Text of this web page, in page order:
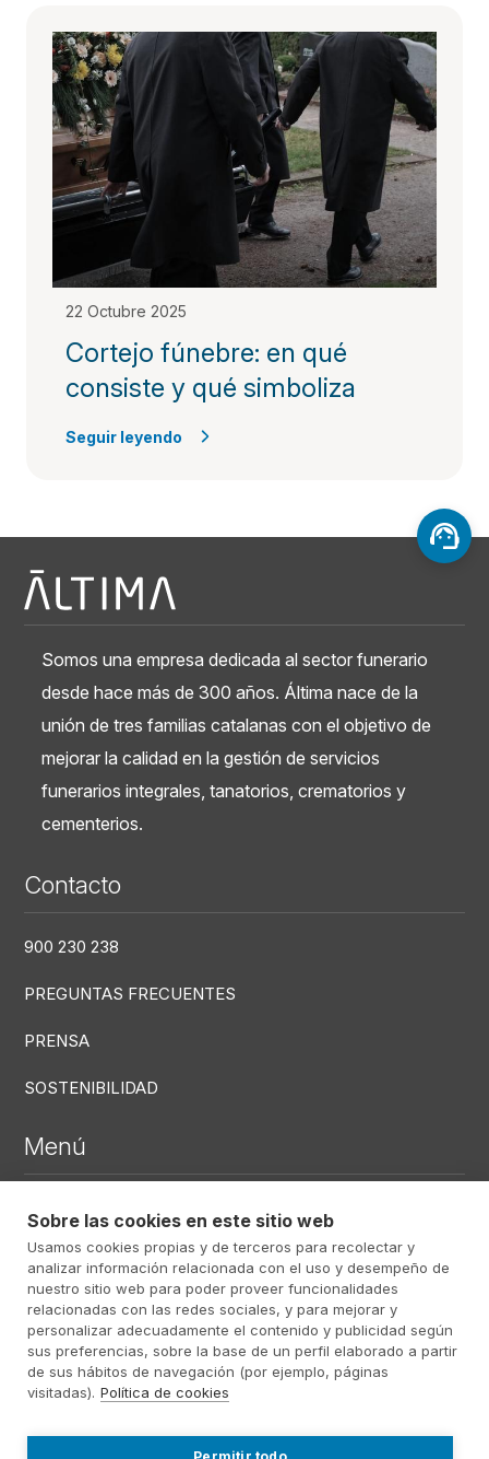
22 Octubre 2025
Cortejo fúnebre: en qué
consiste y qué simboliza
Seguir leyendo
Somos una empresa dedicada al sector funerario
desde hace más de 300 años. Áltima nace de la
unión de tres familias catalanas con el objetivo de
mejorar la calidad en la gestión de servicios
funerarios integrales, tanatorios, crematorios y
cementerios.
Contacto
900 230 238
PREGUNTAS FRECUENTES
PRENSA
SOSTENIBILIDAD
Menú
CENTROS
SERVICIOS
Menú RRSS
Sobre las cookies en este sitio web
Usamos cookies propias y de terceros para recolectar y
analizar información relacionada con el uso y desempeño de
nuestro sitio web para poder proveer funcionalidades
relacionadas con las redes sociales, y para mejorar y
personalizar adecuadamente el contenido y publicidad según
sus preferencias, sobre la base de un perfil elaborado a partir
de sus hábitos de navegación (por ejemplo, páginas
visitadas). Política de cookies
Permitir todo